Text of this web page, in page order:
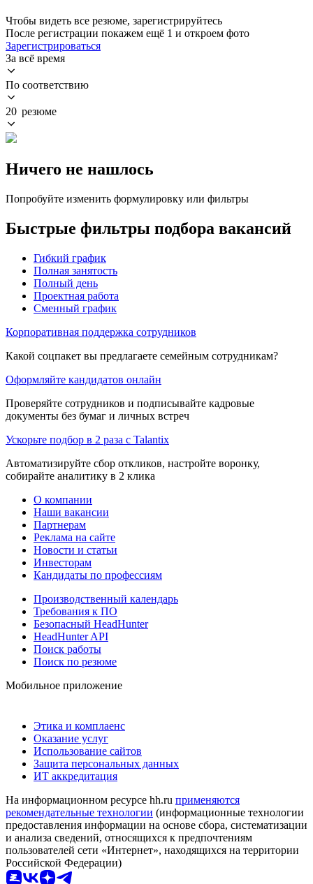
Чтобы видеть все резюме, зарегистрируйтесь
После регистрации покажем ещё 1 и откроем фото
Зарегистрироваться
За всё время
По соответствию
20 резюме
Ничего не нашлось
Попробуйте изменить формулировку или фильтры
Быстрые фильтры подбора вакансий
Гибкий график
Полная занятость
Полный день
Проектная работа
Сменный график
Корпоративная поддержка сотрудников
Какой соцпакет вы предлагаете семейным сотрудникам?
Оформляйте кандидатов онлайн
Проверяйте сотрудников и подписывайте кадровые
документы без бумаг и личных встреч
Ускорьте подбор в 2 раза с Talantix
Автоматизируйте сбор откликов, настройте воронку,
собирайте аналитику в 2 клика
О компании
Наши вакансии
Партнерам
Реклама на сайте
Новости и статьи
Инвесторам
Кандидаты по профессиям
Производственный календарь
Требования к ПО
Безопасный HeadHunter
HeadHunter API
Поиск работы
Поиск по резюме
Мобильное приложение
Этика и комплаенс
Оказание услуг
Использование сайтов
Защита персональных данных
ИТ аккредитация
На информационном ресурсе hh.ru применяются
рекомендательные технологии (информационные технологии
предоставления информации на основе сбора, систематизации
и анализа сведений, относящихся к предпочтениям
пользователей сети «Интернет», находящихся на территории
Российской Федерации)